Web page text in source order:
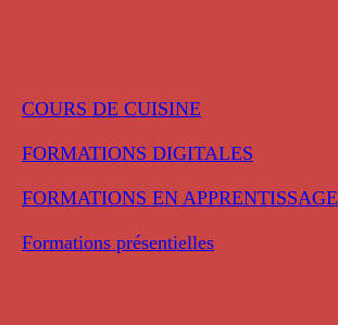
COURS DE CUISINE
FORMATIONS DIGITALES
FORMATIONS EN APPRENTISSAGE
Formations présentielles